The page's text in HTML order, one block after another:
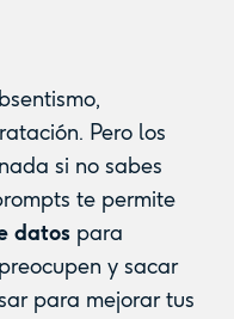
Pero los
si no sabes
te permite
datospara
y sacar
para mejorar tus